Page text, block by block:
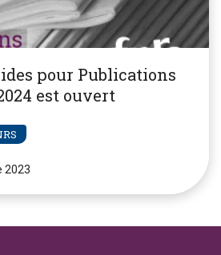
pour Publications
est ouvert
2023